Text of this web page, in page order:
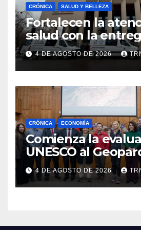
CRÓNICA SALUD Y BELLEZA
Fortalecen la
salud con la
nuevas
Cauquenes y
4 DE AGOSTO DE 2026
CRÓNICA ECONOMÍA
Comienza la
UNESCO al
Aspirante
Maule
4 DE AGOSTO DE 2026